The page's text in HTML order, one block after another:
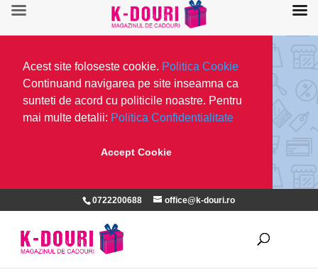
Acest site foloseste cookie. Politica Cookie
Continuand navigarea pe site inseamna ca
sunteti de acord cu politicile noastre. Pentru
mai multe detalii: Politica Confidentialitate
Accept Cookie
0722200688 office@k-douri.ro